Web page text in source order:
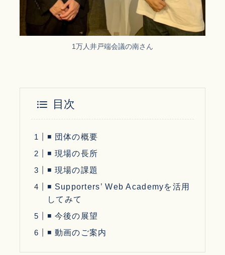
1万人井戸端会議の南さん
目次
◾ 団体の概要
◾ 現場の長所
◾ 現場の課題
◾ Supporters’ Web Academyを活用
してみて
◾ 今後の展望
◾ 動画のご案内